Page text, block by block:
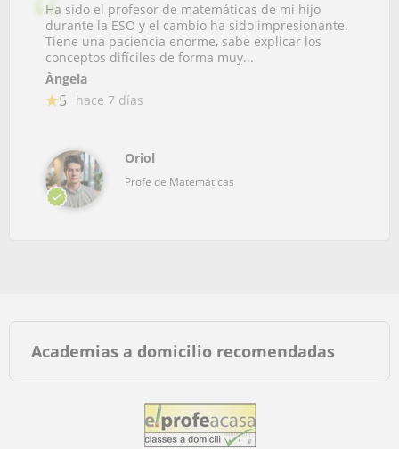
Ha sido el profesor de matemáticas de mi hijo
durante la ESO y el cambio ha sido impresionante.
Tiene una paciencia enorme, sabe explicar los
conceptos difíciles de forma muy...
Àngela
5 hace 7 días
Oriol
Profe de Matemáticas
Academias a domicilio recomendadas